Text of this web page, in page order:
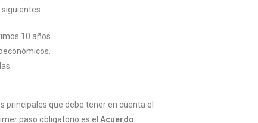
10 años.
principales que debe tener en cuenta el
paso obligatorio es el Acuerdo